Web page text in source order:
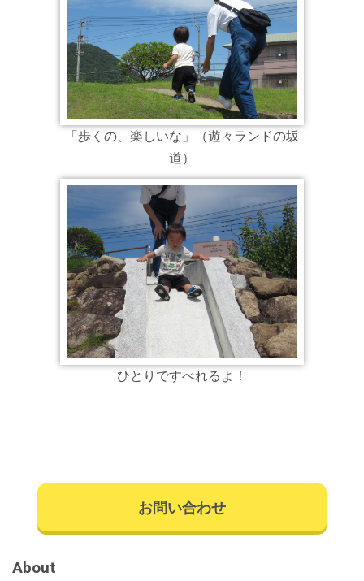
「歩くの、楽しいな」（遊々ランドの坂
道）
ひとりですべれるよ！
お問い合わせ
About